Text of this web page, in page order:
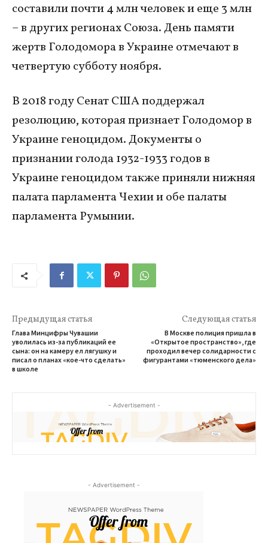
составили почти 4 млн человек и еще 3 млн
– в других регионах Союза. День памяти
жертв Голодомора в Украине отмечают в
четвертую субботу ноября.
В 2018 году Сенат США поддержал
резолюцию, которая признает Голодомор в
Украине геноцидом. Документы о
признании голода 1932-1933 годов в
Украине геноцидом также приняли нижняя
палата парламента Чехии и обе палаты
парламента Румынии.
Предыдущая статья
Глава Минцифры Чувашии
уволилась из-за публикаций ее
сына: он на камеру ел лягушку и
писал о планах «кое-что сделать»
в школе
Следующая статья
В Москве полиция пришла в
«Открытое пространство», где
проходил вечер солидарности с
фигурантами «тюменского дела»
- Advertisement -
- Advertisement -